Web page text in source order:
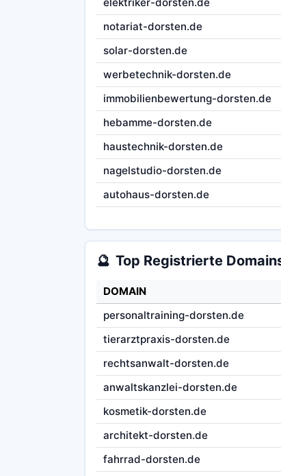
notariat-dorsten.de
solar-dorsten.de
werbetechnik-dorsten.de
immobilienbewertung-dorsten.de
hebamme-dorsten.de
haustechnik-dorsten.de
nagelstudio-dorsten.de
autohaus-dorsten.de
🔮 Top Registrierte
DOMAIN
personaltraining-dorsten.de
tierarztpraxis-dorsten.de
rechtsanwalt-dorsten.de
anwaltskanzlei-dorsten.de
kosmetik-dorsten.de
architekt-dorsten.de
fahrrad-dorsten.de